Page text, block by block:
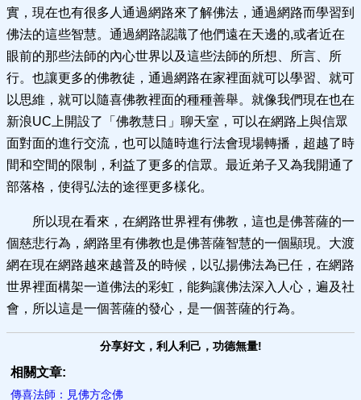
實，現在也有很多人通過網路來了解佛法，通過網路而學習到
佛法的這些智慧。通過網路認識了他們遠在天邊的,或者近在
眼前的那些法師的內心世界以及這些法師的所想、所言、所
行。也讓更多的佛教徒，通過網路在家裡面就可以學習、就可
以思維，就可以隨喜佛教裡面的種種善舉。就像我們現在也在
新浪UC上開設了「佛教慧日」聊天室，可以在網路上與信眾
面對面的進行交流，也可以隨時進行法會現場轉播，超越了時
間和空間的限制，利益了更多的信眾。最近弟子又為我開通了
部落格，使得弘法的途徑更多樣化。
所以現在看來，在網路世界裡有佛教，這也是佛菩薩的一
個慈悲行為，網路里有佛教也是佛菩薩智慧的一個顯現。大渡
網在現在網路越來越普及的時候，以弘揚佛法為已任，在網路
世界裡面構架一道佛法的彩虹，能夠讓佛法深入人心，遍及社
會，所以這是一個菩薩的發心，是一個菩薩的行為。
分享好文，利人利己，功德無量!
相關文章:
傳喜法師：見佛方念佛